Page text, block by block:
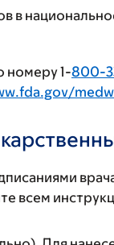
в
номеру 1-800-
всем